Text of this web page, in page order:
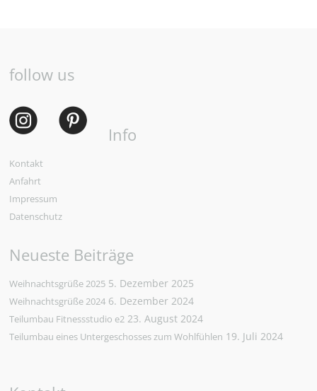
follow us
Info
Kontakt
Anfahrt
Impressum
Datenschutz
Neueste Beiträge
Weihnachtsgrüße 2025 5. Dezember 2025
Weihnachtsgrüße 2024 6. Dezember 2024
Teilumbau Fitnessstudio e2 23. August 2024
Teilumbau eines Untergeschosses zum Wohlfühlen 19. Juli 2024